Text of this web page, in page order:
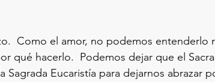
Como el amor, no podemos entenderlo
qué hacerlo.  Podemos dejar que el
Sagrada Eucaristía para dejarnos abrazar